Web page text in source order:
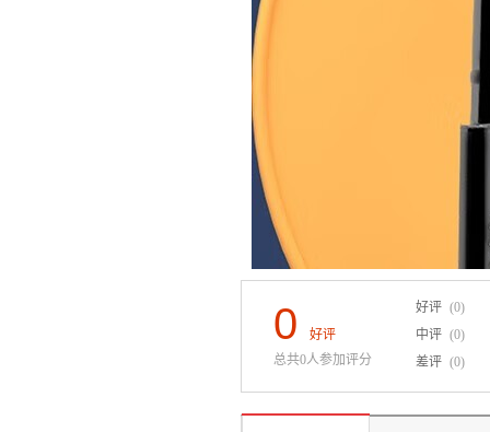
0
好评
总共0人参加评分
好评 (0)
中评 (0)
差评 (0)